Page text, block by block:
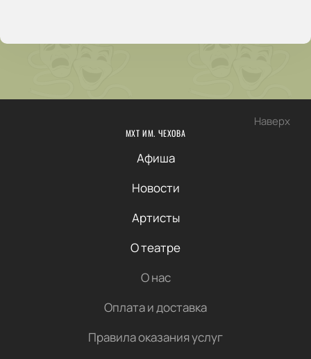
Наверх
МХТ ИМ. ЧЕХОВА
Афиша
Новости
Артисты
О театре
О нас
Оплата и доставка
Правила оказания услуг